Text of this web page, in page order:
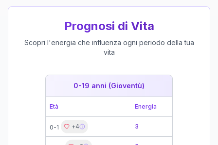
Prognosi di Vita
Scopri l'energia che influenza ogni periodo della tua
vita
0-19 anni (Gioventù)
Età Energia
0-1 +4 3